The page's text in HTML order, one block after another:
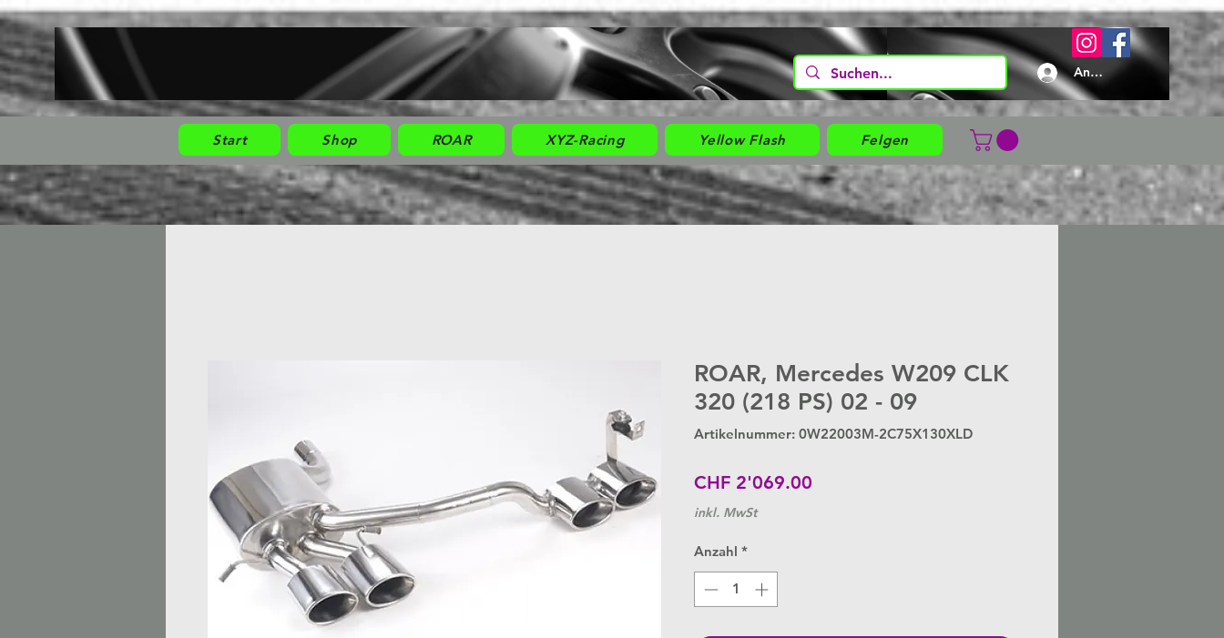
Anmelden
Start Shop ROAR XYZ-Racing Yellow Flash Felgen
ROAR, Mercedes W209 CLK
320 (218 PS) 02 - 09
Artikelnummer: 0W22003M-2C75X130XLD
CHF 2'069.00
inkl. MwSt
Anzahl *